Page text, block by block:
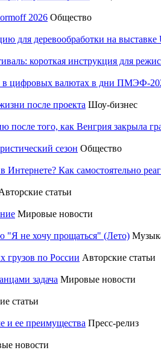
2026 Общество
для деревообработки на
короткая инструкция для
в цифровых валютах в дни ПМЭФ-
после проекта Шоу-бизнес
после того, как Венгрия закрыла
сезон Общество
Как самостоятельно
статьи
Мировые новости
"Я не хочу прощаться" (Лето)
грузов по России Авторские статьи
задача Мировые новости
статьи
и ее преимущества Пресс-релиз
новости